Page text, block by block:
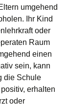
umgehend
Ihr Kind
oder
Raum
einen
sein, kann
die Schule
erhalten
oder